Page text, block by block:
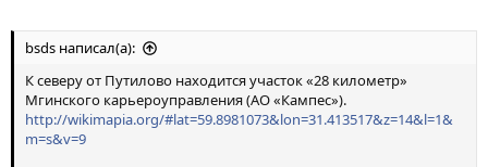
bsds написал(а):
К северу от Путилово находится участок «28 километр»
Мгинского карьероуправления (АО «Кампес»).
http://wikimapia.org/#lat=59.8981073&lon=31.413517&z=14&l=1&
m=s&v=9